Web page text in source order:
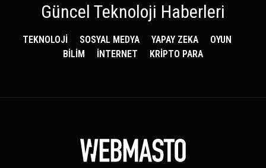
Güncel Teknoloji Haberleri
TEKNOLOJİ SOSYAL MEDYA YAPAY ZEKA
OYUN
BİLİM
İNTERNET KRİPTO PARA